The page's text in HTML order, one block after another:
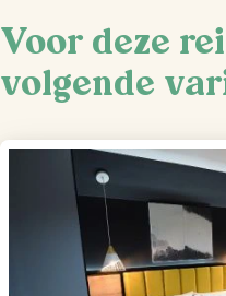
Voor deze
volgende